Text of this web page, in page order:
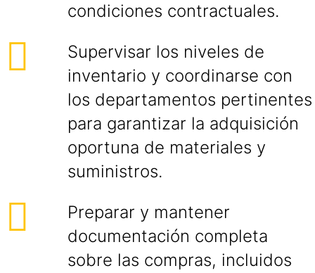
condiciones contractuales.
Supervisar los niveles de
inventario y coordinarse con
los departamentos pertinentes
para garantizar la adquisición
oportuna de materiales y
suministros.
Preparar y mantener
documentación completa
sobre las compras, incluidos